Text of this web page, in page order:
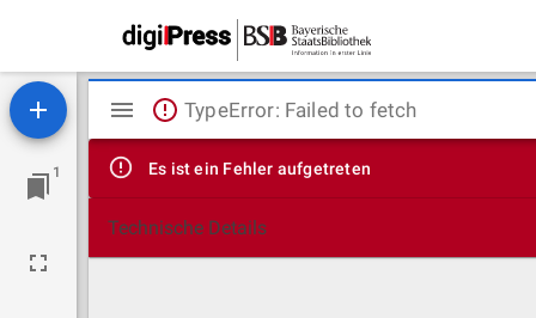
1
Mirador
Viewer
TypeError: Failed to fetch
Es ist ein Fehler aufgetreten
Technische Details